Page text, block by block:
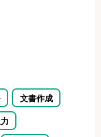
文書作成